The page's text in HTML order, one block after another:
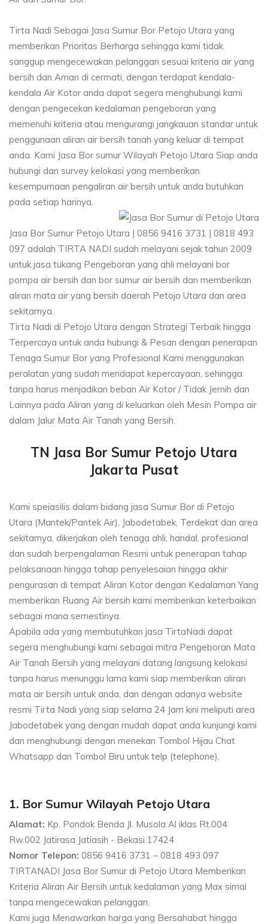
Tirta Nadi Sebagai Jasa Sumur Bor Petojo Utara yang
memberikan Prioritas Berharga sehingga kami tidak
sanggup mengecewakan pelanggan sesuai kriteria air yang
bersih dan Aman di cermati, dengan terdapat kendala-
kendala Air Kotor anda dapat segera menghubungi kami
dengan pengecekan kedalaman pengeboran yang
memenuhi kriteria atau mengurangi jangkauan standar untuk
penggunaan aliran air bersih tanah yang keluar di tempat
anda. Kami Jasa Bor sumur Wilayah Petojo Utara Siap anda
hubungi dan survey kelokasi yang memberikan
kesempurnaan pengaliran air bersih untuk anda butuhkan
pada setiap harinya.
Jasa Bor Sumur Petojo Utara | 0856 9416 3731 | 0818 493
097 adalah TIRTA NADI sudah melayani sejak tahun 2009
untuk jasa tukang Pengeboran yang ahli melayani bor
pompa air bersih dan bor sumur air bersih dan memberikan
aliran mata air yang bersih daerah Petojo Utara dan area
sekitarnya.
Tirta Nadi di Petojo Utara dengan Strategi Terbaik hingga
Terpercaya untuk anda hubungi & Pesan dengan penerapan
Tenaga Sumur Bor yang Profesional Kami menggunakan
peralatan yang sudah mendapat kepercayaan, sehingga
tanpa harus menjadikan beban Air Kotor / Tidak Jernih dan
Lainnya pada Aliran yang di keluarkan oleh Mesin Pompa air
dalam Jalur Mata Air Tanah yang Bersih.
TN Jasa Bor Sumur Petojo Utara
Jakarta Pusat
Kami speiasilis dalam bidang jasa Sumur Bor di Petojo
Utara (Mantek/Pantek Air), Jabodetabek, Terdekat dan area
sekitarnya, dikerjakan oleh tenaga ahli, handal, profesional
dan sudah berpengalaman Resmi untuk penerapan tahap
pelaksanaan hingga tahap penyelesaian hingga akhir
pengurasan di tempat Aliran Kotor dengan Kedalaman Yang
memberikan Ruang Air bersih kami memberikan keterbaikan
sebagai mana semestinya.
Apabila ada yang membutuhkan jasa TirtaNadi dapat
segera menghubungi kami sebagai mitra Pengeboran Mata
Air Tanah Bersih yang melayani datang langsung kelokasi
tanpa harus menunggu lama kami siap memberikan aliran
mata air bersih untuk anda, dan dengan adanya website
resmi Tirta Nadi yang siap selama 24 Jam kini meliputi area
Jabodetabek yang dengan mudah dapat anda kunjungi kami
dan menghubungi dengan menekan Tombol Hijau Chat
Whatsapp dan Tombol Biru untuk telp (telephone).
1. Bor Sumur Wilayah Petojo Utara
Alamat: Kp. Pondok Benda Jl. Musola Al iklas Rt.004
Rw.002 Jatirasa Jatiasih - Bekasi 17424
Nomor Telepon: 0856 9416 3731 – 0818 493 097
TIRTANADI Jasa Bor Sumur di Petojo Utara Memberikan
Kriteria Aliran Air Bersih untuk kedalaman yang Max simal
tanpa mengecewakan pelanggan.
Kami juga Menawarkan harga yang Bersahabat hingga